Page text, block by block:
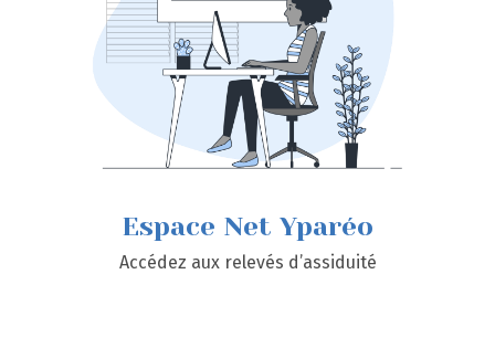
Espace Net Yparéo
Accédez aux relevés d’assiduité